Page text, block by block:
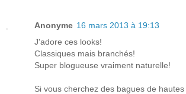
Anonyme 16 mars 2013 à 19:13
J'adore ces looks!
Classiques mais branchés!
Super blogueuse vraiment naturelle!
Si vous cherchez des bagues de